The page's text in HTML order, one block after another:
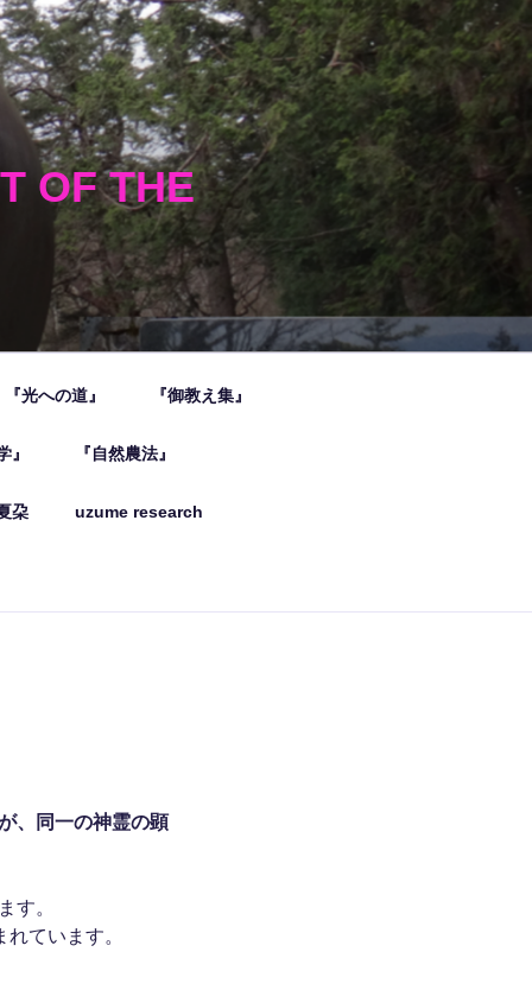
OF THE
『光への道』 『御教え集』
』 『自然農法』
朶 uzume research
、同一の神霊の顕
す。
ています。